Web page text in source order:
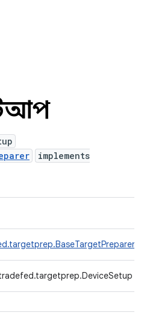
implements